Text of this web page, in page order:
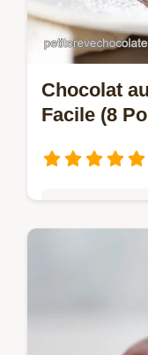
Chocolat
Facile (8
Découvrez
châtaignes
inclut un
pour un